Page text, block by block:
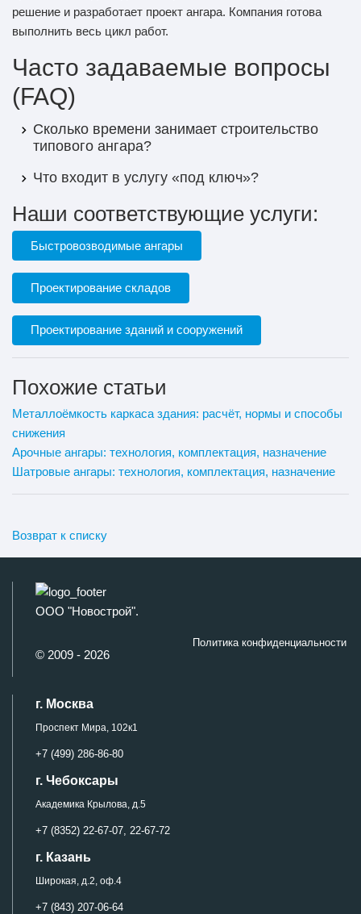
решение и разработает проект ангара. Компания готова
выполнить весь цикл работ.
Часто задаваемые вопросы
(FAQ)
Сколько времени занимает строительство
типового ангара?
Что входит в услугу «под ключ»?
Наши соответствующие услуги:
Быстровозводимые ангары
Проектирование складов
Проектирование зданий и сооружений
Похожие статьи
Металлоёмкость каркаса здания: расчёт, нормы и способы
снижения
Арочные ангары: технология, комплектация, назначение
Шатровые ангары: технология, комплектация, назначение
Возврат к списку
ООО "Новострой".
© 2009 - 2026
Политика конфиденциальности
г. Москва
Проспект Мира, 102к1
+7 (499) 286-86-80
г. Чебоксары
Академика Крылова, д.5
+7 (8352) 22-67-07, 22-67-72
г. Казань
Широкая, д.2, оф.4
+7 (843) 207-06-64